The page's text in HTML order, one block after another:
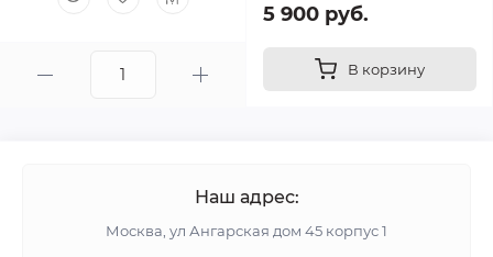
5 900 руб.
В корзину
Наш адрес:
Москва, ул Ангарская дом 45 корпус 1